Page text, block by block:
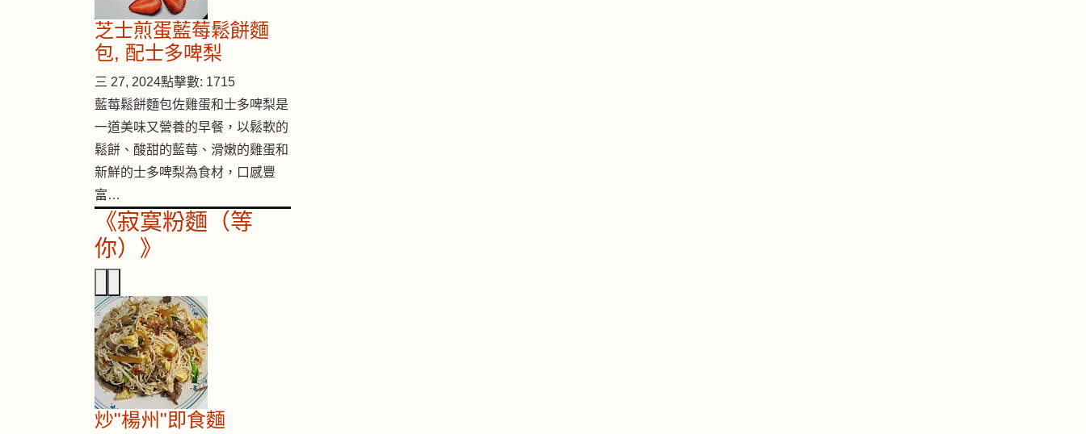
芝士煎蛋藍莓鬆餅麵
包, 配士多啤梨
三 27, 2024點擊數: 1715
藍莓鬆餅麵包佐雞蛋和士多啤梨是
一道美味又營養的早餐，以鬆軟的
鬆餅、酸甜的藍莓、滑嫩的雞蛋和
新鮮的士多啤梨為食材，口感豐
富…
《寂寞粉麵（等
你）》
炒"楊州"即食麵